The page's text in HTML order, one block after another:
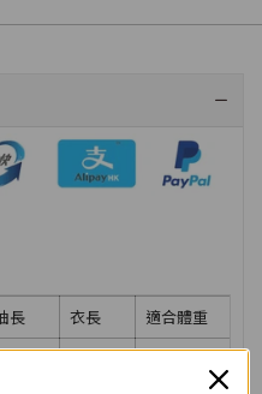
長 衣長
適合體重
69cm
55-65kg